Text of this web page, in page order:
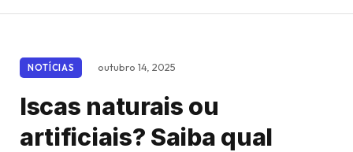
NOTÍCIAS outubro 14, 2025
Iscas naturais ou
artificiais? Saiba qual